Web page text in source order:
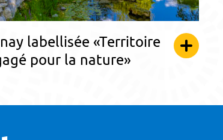
labellisée «Territoire
pour la nature»